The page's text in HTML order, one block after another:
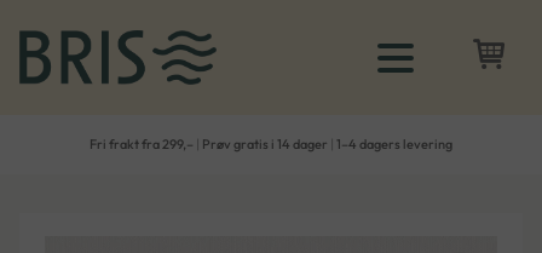
Fri frakt fra 299,– Prøv gratis i 14 dager 1–4 dagers levering